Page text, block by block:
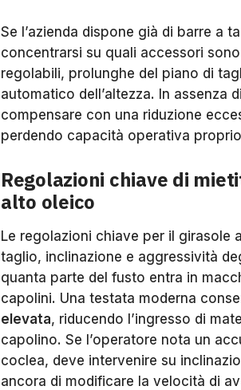
Se l’azienda dispone già di barre a
concentrarsi su quali accessori
regolabili, prolunghe del piano di
automatico dell’altezza. In assenza
compensare con una riduzione
perdendo capacità operativa
Regolazioni chiave di
alto oleico
Le regolazioni chiave per il girasole
taglio, inclinazione e aggressività
quanta parte del fusto entra in
capolini. Una testata moderna
elevata, riducendo l’ingresso di
capolino. Se l’operatore nota un
coclea, deve intervenire su
ancora di modificare la velocità di